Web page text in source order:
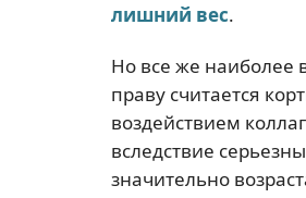
лишний вес.
Но все же наиболее
праву считается
воздействием
вследствие
значительно